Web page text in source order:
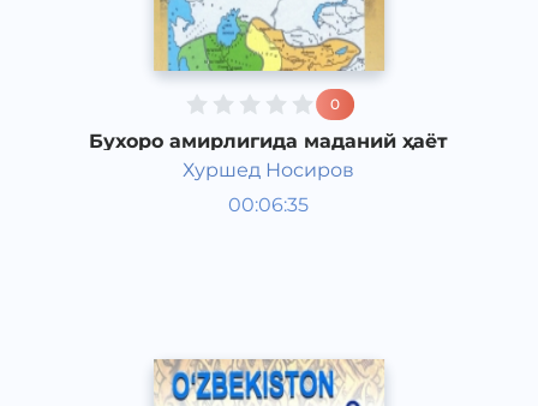
0
Бухоро амирлигида маданий ҳаёт
Хуршед Носиров
00:06:35
Ўзбекистон тарихи 8 синф